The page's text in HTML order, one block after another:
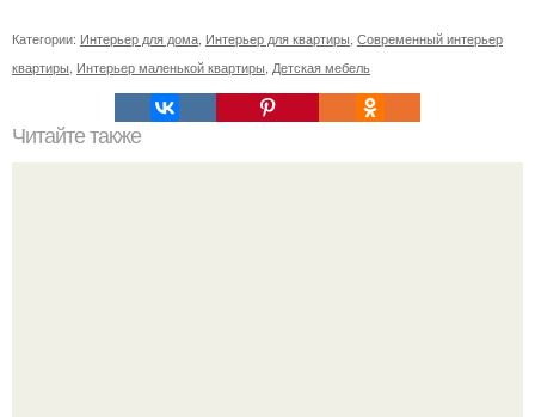
Категории: Интерьер для дома Интерьер для квартиры Современный интерьер
квартиры Интерьер маленькой квартиры Детская мебель
Читайте также